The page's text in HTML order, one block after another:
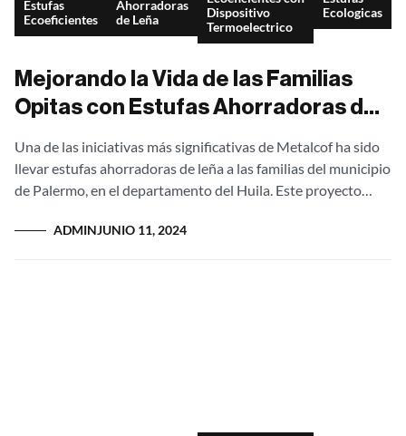
Estufas
Ecoeficientes
Ahorradoras
de Leña
Dispositivo
Termoelectrico
Ecologicas
Mejorando la Vida de las Familias
Opitas con Estufas Ahorradoras de
Una de las iniciativas más significativas de Metalcof ha sido
llevar estufas ahorradoras de leña a las familias del municipio
de Palermo, en el departamento del Huila. Este proyecto
ADMINJUNIO 11, 2024